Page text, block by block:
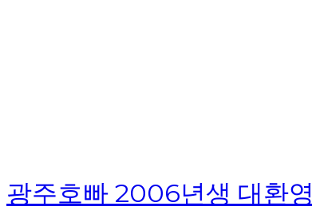
광주호빠 2006년생 대환영